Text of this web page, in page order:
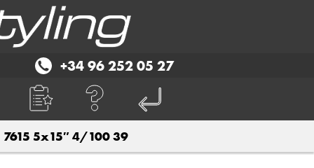
+34 96 252 05 27
7615 5x15″ 4/100 39